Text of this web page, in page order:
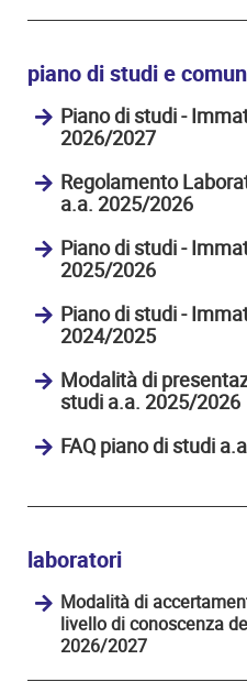
piano di studi e
Piano di studi -
2026/2027
Regolamento
a.a. 2025/2026
Piano di studi -
2025/2026
Piano di studi -
2024/2025
Modalità di
studi a.a. 2025/2026
FAQ piano di studi
laboratori
Modalità di
livello di conoscenza
2026/2027